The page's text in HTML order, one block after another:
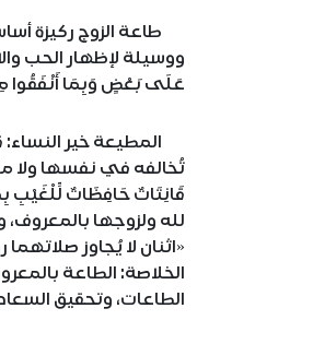
طاعة الزوج ركيزة
ووسيلة لإظهار الحب
عَلَى بَعْضٍ وَبِمَا أَنْفَقُوا مِنْ
المطيعة خير النساء:
تُخالفه في نفسها ولا
لله ولزوجها
«اثنان لا يُجاوز
الخلاصة: الطاعة
الطاعات، وتحقيق